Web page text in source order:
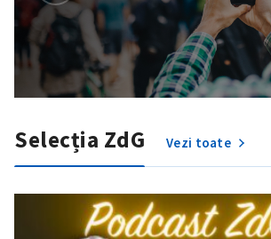
Selecția ZdG Vezi toate